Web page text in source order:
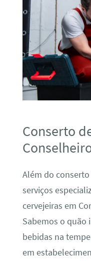
Conserto
Além do
serviços
cervejeiras em
Sabemos o quão
bebidas na
em